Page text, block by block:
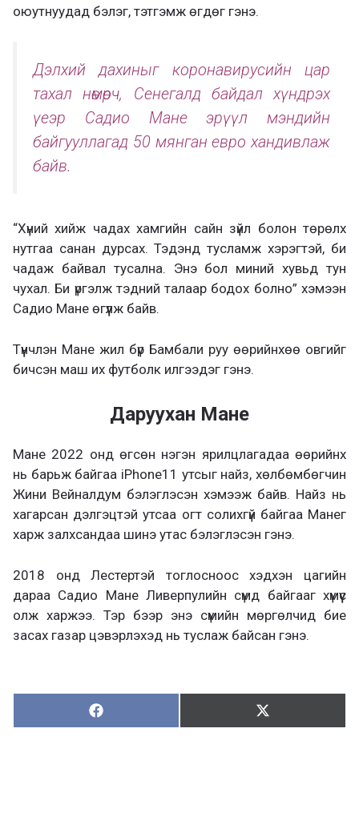
оюутнуудад бэлэг, тэтгэмж өгдөг гэнэ.
Дэлхий дахиныг коронавирусийн цар
тахал нөмөрч, Сенегалд байдал хүндрэх
үеэр Садио Мане эрүүл мэндийн
байгууллагад 50 мянган евро хандивлаж
байв.
“Хүний хийж чадах хамгийн сайн зүйл болон төрөлх
нутгаа санан дурсах. Тэдэнд тусламж хэрэгтэй, би
чадаж байвал тусална. Энэ бол миний хувьд тун
чухал. Би үргэлж тэдний талаар бодох болно” хэмээн
Садио Мане өгүүлж байв.
Түүнчлэн Мане жил бүр Бамбали руу өөрийнхөө овгийг
бичсэн маш их футболк илгээдэг гэнэ.
Даруухан Мане
Мане 2022 онд өгсөн нэгэн ярилцлагадаа өөрийнх
нь барьж байгаа iPhone11 утсыг найз, хөлбөмбөгчин
Жини Вейналдум бэлэглэсэн хэмээж байв. Найз нь
хагарсан дэлгэцтэй утсаа огт солихгүй байгаа Манег
харж залхсандаа шинэ утас бэлэглэсэн гэнэ.
2018 онд Лестертэй тоглосноос хэдхэн цагийн
дараа Садио Мане Ливерпулийн сүмд байгааг хүмүүс
олж харжээ. Тэр бээр энэ сүмийн мөргөлчид бие
засах газар цэвэрлэхэд нь туслаж байсан гэнэ.
Хуваалцах:
Х
у
Түгээх:
Т